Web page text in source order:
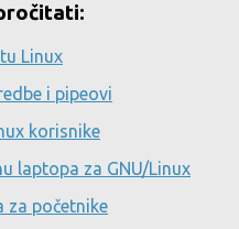
Linux
i pipeovi
korisnike
laptopa za GNU/Linux
za početnike